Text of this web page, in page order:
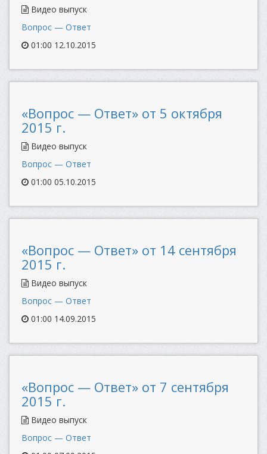
Видео выпуск
Вопрос — Ответ
01:00 12.10.2015
«Вопрос — Ответ» от 5 октября
2015 г.
Видео выпуск
Вопрос — Ответ
01:00 05.10.2015
«Вопрос — Ответ» от 14 сентября
2015 г.
Видео выпуск
Вопрос — Ответ
01:00 14.09.2015
«Вопрос — Ответ» от 7 сентября
2015 г.
Видео выпуск
Вопрос — Ответ